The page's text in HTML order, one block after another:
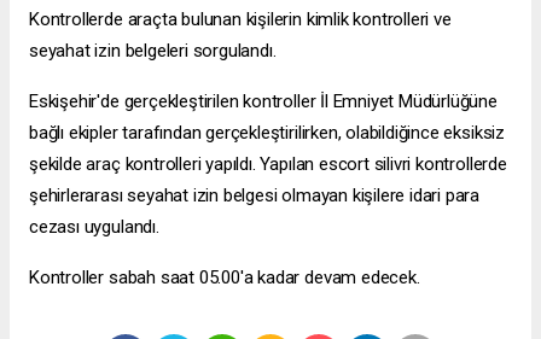
Kontrollerde araçta bulunan kişilerin kimlik kontrolleri ve
seyahat izin belgeleri sorgulandı.
Eskişehir'de gerçekleştirilen kontroller İl Emniyet Müdürlüğüne
bağlı ekipler tarafından gerçekleştirilirken, olabildiğince eksiksiz
şekilde araç kontrolleri yapıldı. Yapılan escort silivri kontrollerde
şehirlerarası seyahat izin belgesi olmayan kişilere idari para
cezası uygulandı.
Kontroller sabah saat 05.00'a kadar devam edecek.